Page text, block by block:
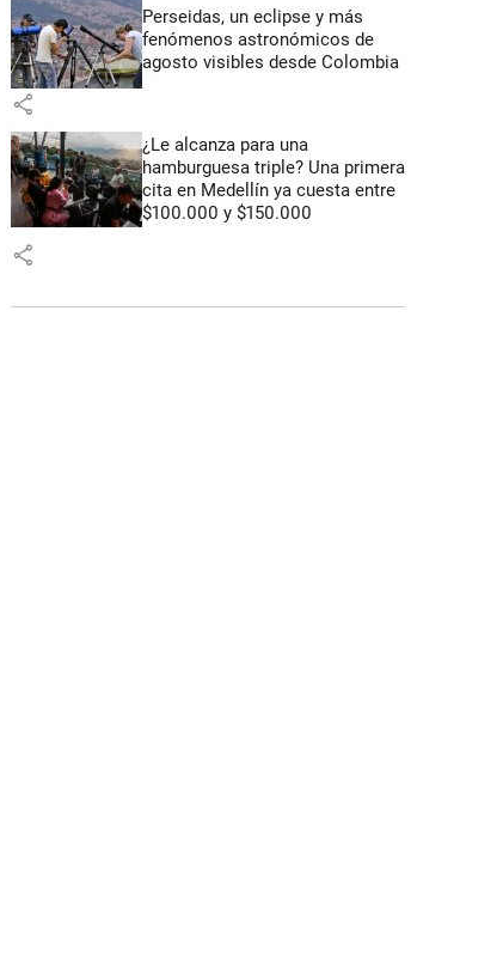
Perseidas, un eclipse y más
fenómenos astronómicos de
agosto visibles desde Colombia
share
¿Le alcanza para una
hamburguesa triple? Una primera
cita en Medellín ya cuesta entre
$100.000 y $150.000
share